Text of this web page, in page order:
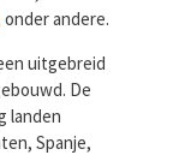
onder andere.
uitgebreid
De
landen
Spanje,